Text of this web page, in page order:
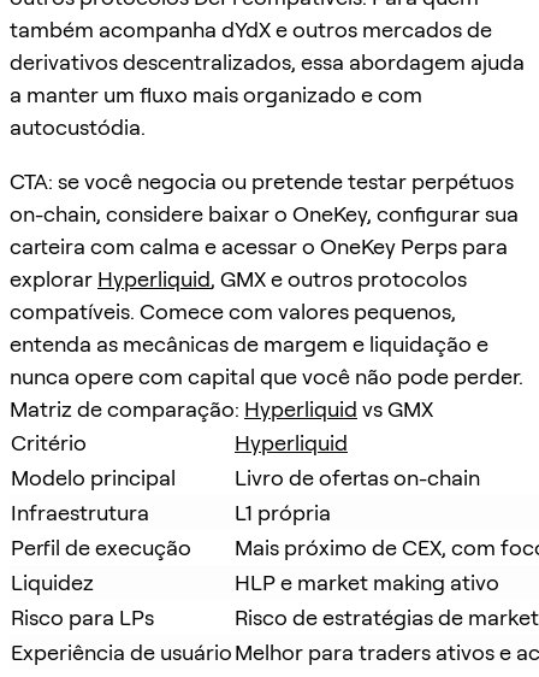
também acompanha dYdX e outros mercados de
derivativos descentralizados, essa abordagem ajuda
a manter um fluxo mais organizado e com
autocustódia.
CTA: se você negocia ou pretende testar perpétuos
on-chain, considere baixar o OneKey, configurar sua
carteira com calma e acessar o OneKey Perps para
explorar Hyperliquid, GMX e outros protocolos
compatíveis. Comece com valores pequenos,
entenda as mecânicas de margem e liquidação e
nunca opere com capital que você não pode perder.
Matriz de comparação: Hyperliquid vs GMX
Critério
Hyperliquid
Modelo principal
Livro de ofertas on-chain
Infraestrutura
L1 própria
Perfil de execução
Mais próximo de CEX, com
Liquidez
HLP e market making ativo
Risco para LPs
Risco de estratégias de
Experiência de usuárioMelhor para traders ativos e